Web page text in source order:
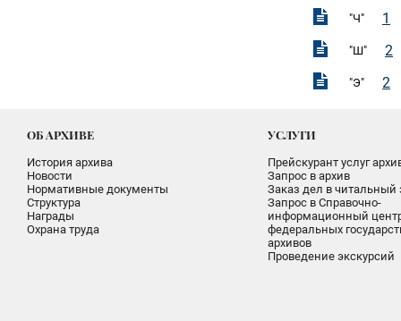
"Ч" 1
"Ш" 2
"Э" 2
ОБ АРХИВЕ
История архива
Новости
Нормативные документы
Структура
Награды
Охрана труда
УСЛУГИ
Прейскурант услуг
Запрос в архив
Заказ дел в читальный
Запрос в Справочно-
информационный
федеральных
архивов
Проведение экскурсий